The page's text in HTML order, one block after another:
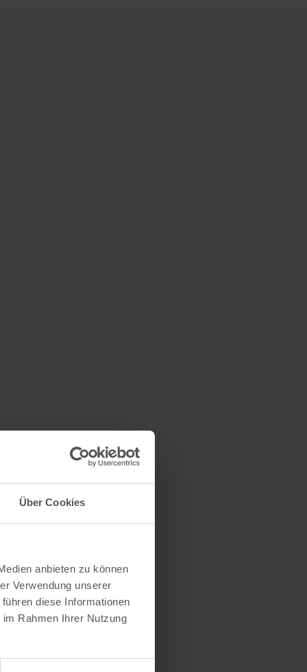
Über Cookies
anbieten zu können
Verwendung unserer
diese Informationen
Rahmen Ihrer Nutzung